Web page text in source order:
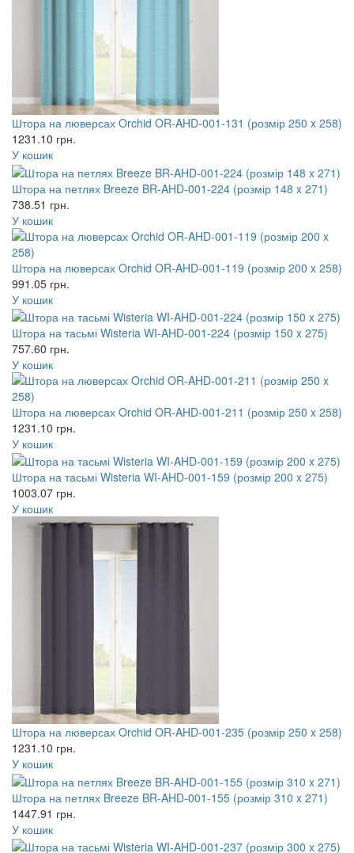
Штора на люверсах Orchid OR-AHD-001-131 (розмір 250 x 258)
1231.10 грн.
У кошик
Штора на петлях Breeze BR-AHD-001-224 (розмір 148 x 271)
738.51 грн.
У кошик
Штора на люверсах Orchid OR-AHD-001-119 (розмір 200 x 258)
991.05 грн.
У кошик
Штора на тасьмі Wisteria WI-AHD-001-224 (розмір 150 x 275)
757.60 грн.
У кошик
Штора на люверсах Orchid OR-AHD-001-211 (розмір 250 x 258)
1231.10 грн.
У кошик
Штора на тасьмі Wisteria WI-AHD-001-159 (розмір 200 x 275)
1003.07 грн.
У кошик
Штора на люверсах Orchid OR-AHD-001-235 (розмір 250 x 258)
1231.10 грн.
У кошик
Штора на петлях Breeze BR-AHD-001-155 (розмір 310 x 271)
1447.91 грн.
У кошик